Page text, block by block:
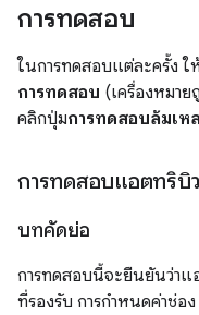
การทดสอบ
ในการทดสอบแต่ละครั้ง ใ
การทดสอบ (เครื่องหมาย
คลิกปุ่มการทดสอบล้มเห
การทดสอบแอตทริบิ
บทคัดย่อ
การทดสอบนี้จะยืนยันว่าแอ
ที่รองรับ การกำหนดค่าช่อ